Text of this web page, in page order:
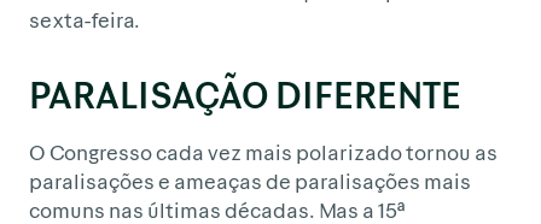
sexta-feira.
PARALISAÇÃO DIFERENTE
O Congresso cada vez mais polarizado tornou as
paralisações e ameaças de paralisações mais
comuns nas últimas décadas. Mas a 15ª